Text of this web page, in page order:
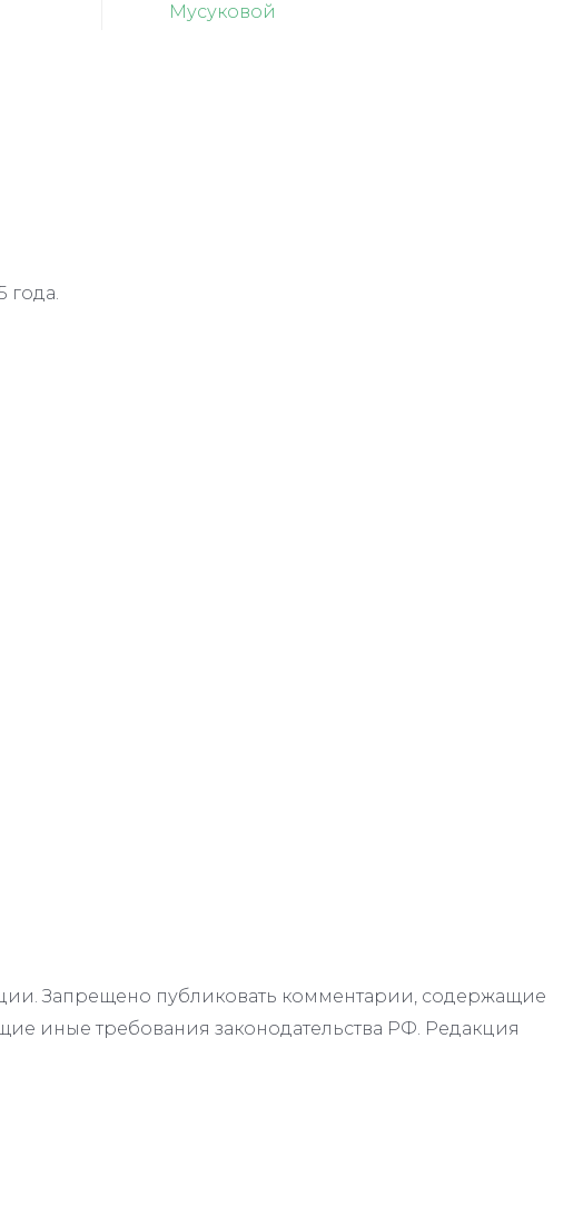
Мусуковой
года.
Запрещено публиковать комментарии, содержащие
иные требования законодательства РФ. Редакция